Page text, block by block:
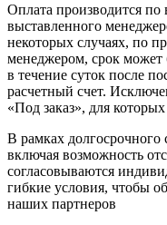
Оплата производится
выставленного
некоторых случаях, по
менеджером, срок может
в течение суток после
расчетный счет.
«Под заказ», для
В рамках долгосрочного
включая возможность
согласовываются
гибкие условия, чтобы
наших партнеров